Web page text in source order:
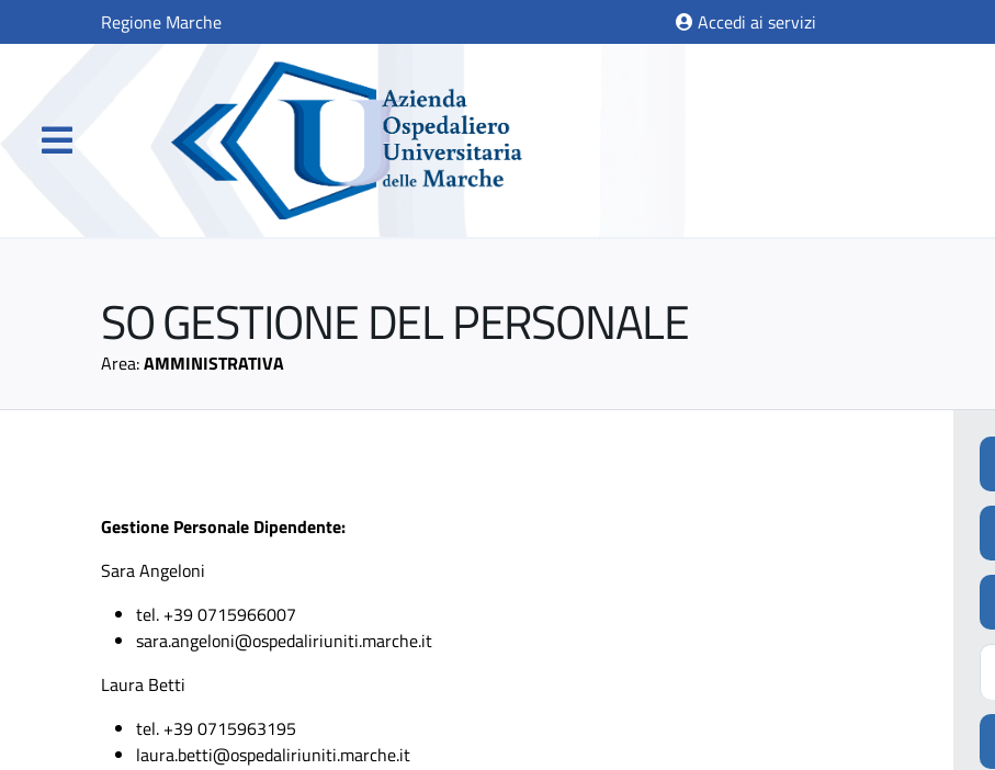
Regione Marche Accedi ai servizi
SO GESTIONE DEL PERSONALE
Area:AMMINISTRATIVA
Gestione Personale Dipendente:
Sara Angeloni
tel. +39 0715966007
sara.angeloni@ospedaliriuniti.marche.it
Laura Betti
tel. +39 0715963195
laura.betti@ospedaliriuniti.marche.it